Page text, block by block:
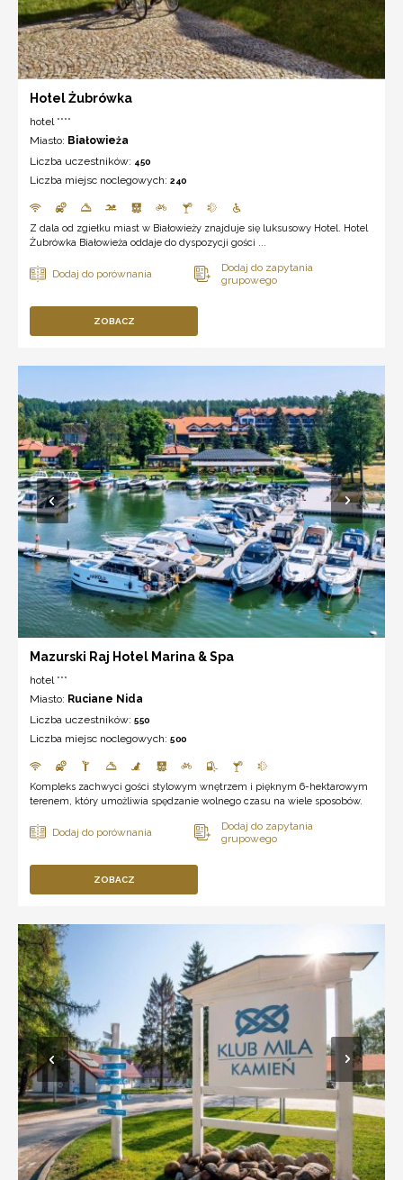
Hotel Żubrówka
hotel ****
Miasto: Białowieża
Liczba uczestników: 450
Liczba miejsc noclegowych: 240
Z dala od zgiełku miast w Białowieży znajduje się luksusowy Hotel. Hotel
Żubrówka Białowieża oddaje do dyspozycji gości ...
ZOBACZ
Mazurski Raj Hotel Marina & Spa
hotel ***
Miasto: Ruciane Nida
Liczba uczestników: 550
Liczba miejsc noclegowych: 500
Kompleks zachwyci gości stylowym wnętrzem i pięknym 6-hektarowym
terenem, który umożliwia spędzanie wolnego czasu na wiele sposobów.
ZOBACZ